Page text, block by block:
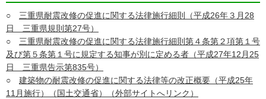
○ 三重県耐震改修の促進に関する法律施行細則（平成26年３月28
日 三重県規則第27号）
○ 三重県耐震改修の促進に関する法律施行細則第４条第２項第１号
及び第５条第１号に規定する知事が別に定める者（平成27年12月25
日 三重県告示第835号）
○ 建築物の耐震改修の促進に関する法律等の改正概要（平成25年
11月施行）（国土交通省）（外部サイトへリンク）